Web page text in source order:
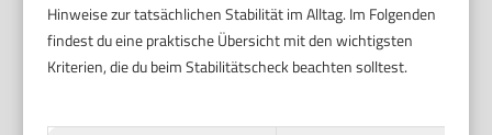
Hinweise zur tatsächlichen Stabilität im Alltag. Im Folgenden
findest du eine praktische Übersicht mit den wichtigsten
Kriterien, die du beim Stabilitätscheck beachten solltest.